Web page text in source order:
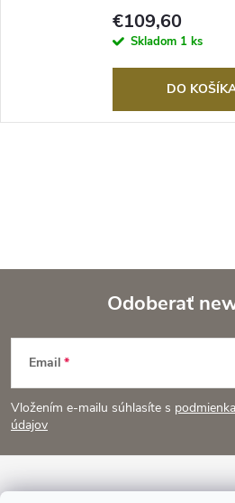
rukoväťou
€109,60
Skladom 1 ks
DO
Z
á
p
ä
Odoberať
Email
Vložením e-mailu súhlasíte s
údajov